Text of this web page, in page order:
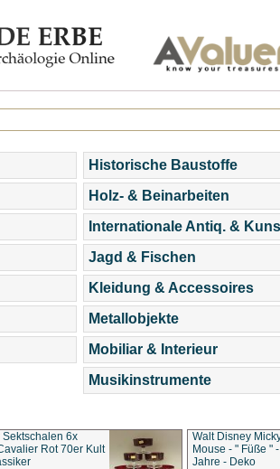
Historische Baustoffe
Holz- & Beinarbeiten
Internationale Antiq. &
Jagd & Fischen
Kleidung & Accessoires
Metallobjekte
Mobiliar & Interieur
Musikinstrumente
6x
Rot 70er Kult
Walt Disney
Mouse - " Füße "
Jahre - Deko